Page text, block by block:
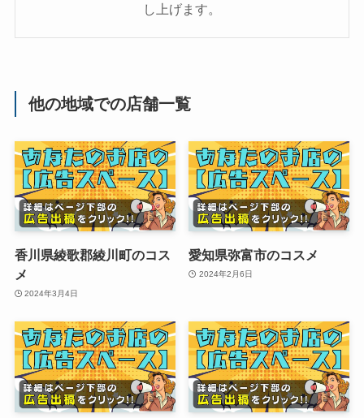
し上げます。
他の地域での店舗一覧
香川県綾歌郡綾川町のコス
メ
2024年3月4日
愛知県弥富市のコスメ
2024年2月6日